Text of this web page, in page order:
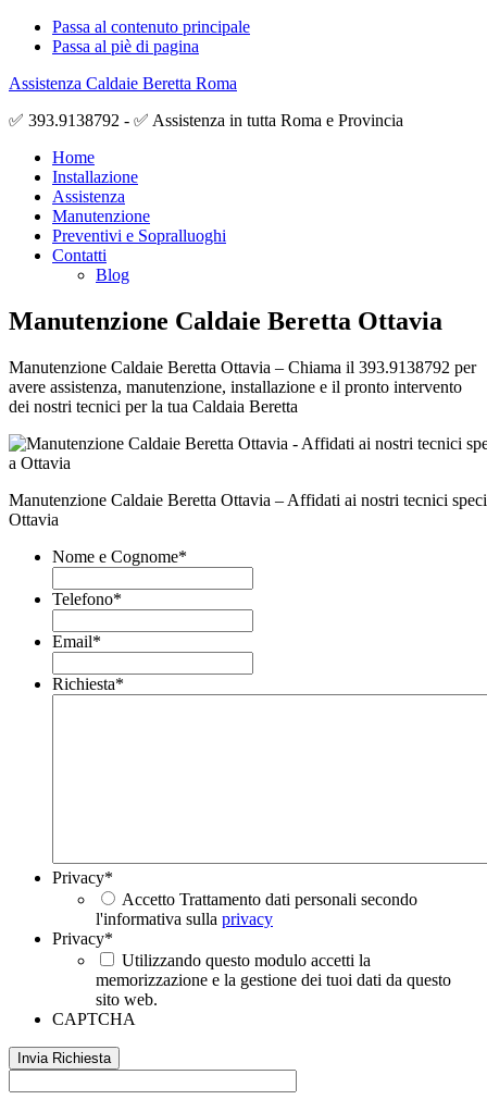
Passa al contenuto principale
Passa al piè di pagina
Assistenza Caldaie Beretta Roma
✅ 393.9138792 - ✅ Assistenza in tutta Roma e Provincia
Home
Installazione
Assistenza
Manutenzione
Preventivi e Sopralluoghi
Contatti
Blog
Manutenzione Caldaie Beretta Ottavia
Manutenzione Caldaie Beretta Ottavia – Chiama il 393.9138792 per
avere assistenza, manutenzione, installazione e il pronto intervento
dei nostri tecnici per la tua Caldaia Beretta
Manutenzione Caldaie Beretta Ottavia – Affidati ai nostri tecnici
Ottavia
Nome e Cognome*
Telefono*
Email*
Richiesta*
Privacy*
Accetto Trattamento dati personali secondo
l'informativa sulla privacy
Privacy*
Utilizzando questo modulo accetti la
memorizzazione e la gestione dei tuoi dati da questo
sito web.
CAPTCHA